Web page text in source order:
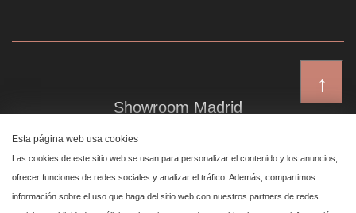
↑
Showroom Madrid
Plaza de Canalejas 6, 4 izq
Centro, 28014 Madrid
Esta página web usa cookies
Las cookies de este sitio web se usan para personalizar el contenido y los anuncios,
ofrecer funciones de redes sociales y analizar el tráfico. Además, compartimos
información sobre el uso que haga del sitio web con nuestros partners de redes